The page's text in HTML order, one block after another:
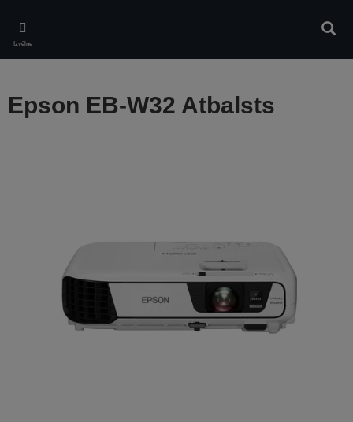
main
content
Izvēlne
Epson EB-W32 Atbalsts